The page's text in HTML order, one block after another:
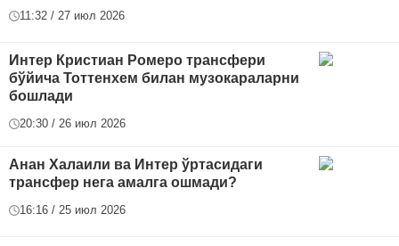
11:32 / 27 июл 2026
Интер Кристиан Ромеро трансфери
бўйича Тоттенхем билан музокараларни
бошлади
20:30 / 26 июл 2026
Анан Халаили ва Интер ўртасидаги
трансфер нега амалга ошмади?
16:16 / 25 июл 2026